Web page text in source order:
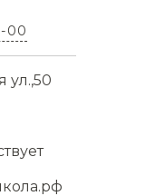
00
ул.,50